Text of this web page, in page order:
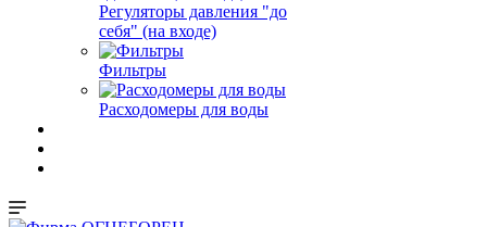
Регуляторы давления "до
себя" (на входе)
Фильтры
Расходомеры для воды